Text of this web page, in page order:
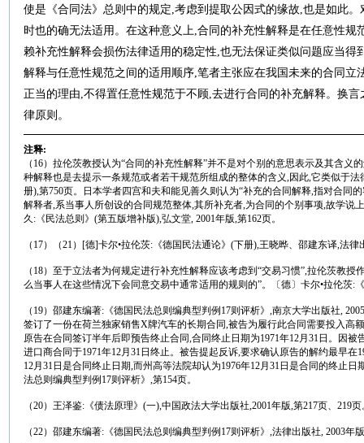
使是《合同法》总则中的规定,考虑到提取公因式的缘故,也是如此
时也的确无法适用。在这种意义上,合同的补充性解释是在任意性
赖补充性解释会损伤法律适用的稳定性,也无法保证类似问题应当得
解释与任意性规范之间的适用顺序,笔者主张应在我国未来的合同
正当的理由,不得置任意性规范于不顾,去进行合同的补充解释。换
律原则。
注释:
（16）拉伦茨教授认为“合同的补充性解释”并不是对个别的意思表示及其含义
种解释也是去提示一条规范或者若干规范所组成的整体的含义,因此,它类似于
册),第750页。日本学者四宫和夫和能见善久则认为“补充的合同解释,指对合同
解释者,系当事人所创设的合同规范整体,其所补充者,为合同的个别事项,故学说
久:《民法总则》(第五版增补版),弘文堂, 2001年版,第162页。
（17）（21）[德]卡尔•拉伦茨:《德国民法通论》(下册),王晓晔、邵建东译,法
（18）至于立法者为何规定进行补充性解释应该考虑到“交易习惯”,拉伦茨教
么当事人在这些情况下会同意交易中通常适用的规则的”。〔德〕卡尔•拉伦茨:
（19）邵建东编著:《德国民法总则编典型判例17则评析》,南京大学出版社,
签订了一份在荷兰独家销售X牌汽车的长期合同,被告为履行此合同需要投入高
原告在合同签订半年后即预告终止合同,合同终止日期为1971年12月31日。因
进口商合同于1971年12月31日终止。被告提起反诉,要求确认原告的解约最早在
12月31日是合同终止日期,而州高等法院却认为1976年12月31日是合同的终止
法总则编典型判例17则评析》,第154页。
（20）王泽鉴:《债法原理》(一),中国政法大学出版社,2001年版,第217页、219页
（22）邵建东编著:《德国民法总则编典型判例17则评析》,法律出版社, 2003年